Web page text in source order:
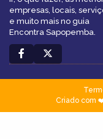
empresas, locais,
e muito mais no guia
Encontra Sapopemba.
Criado com